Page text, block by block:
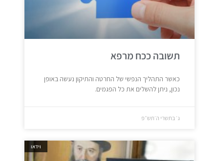
תשובה ככח מרפא
כאשר התהליך הנפשי של החרטה והתיקון נעשה באופן
נכון, ניתן להשלים את כל הפגמים.
ג׳ בתשרי ה׳תש״פ
וידאו